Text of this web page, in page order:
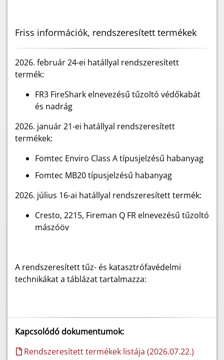
Friss információk, rendszeresített termékek
2026. február 24-ei hatállyal rendszeresített
termék:
FR3 FireShark elnevezésű tűzoltó védőkabát
és nadrág
2026. január 21-ei hatállyal rendszeresített
termékek:
Fomtec Enviro Class A típusjelzésű habanyag
Fomtec MB20 típusjelzésű habanyag
2026. július 16-ai hatállyal rendszeresített termék:
Cresto, 2215, Fireman Q FR elnevezésű tűzoltó
mászóöv
A rendszeresített tűz- és katasztrófavédelmi
technikákat a táblázat tartalmazza:
Kapcsolódó dokumentumok:
Rendszeresített termékek listája (2026.07.22.)